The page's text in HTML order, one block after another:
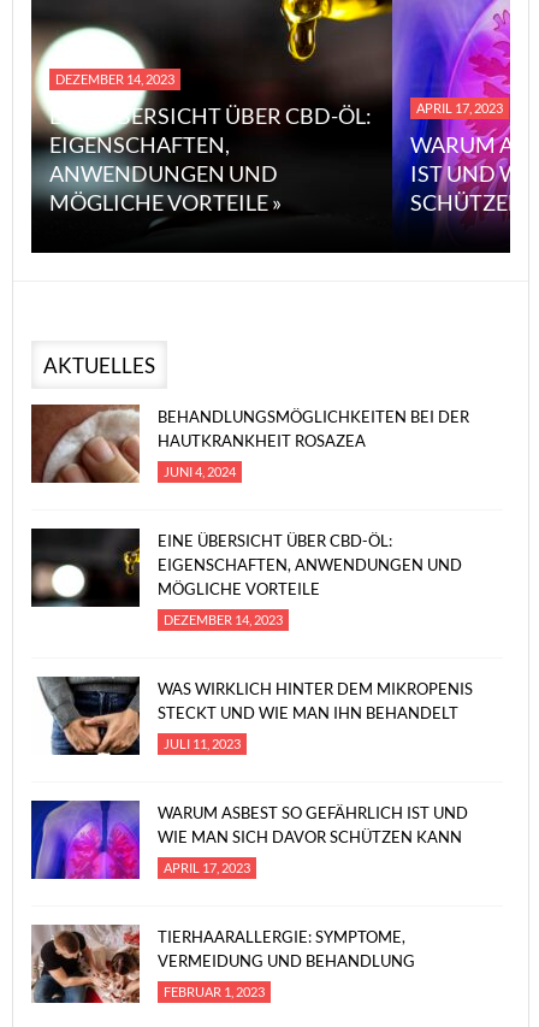
DEZEMBER 14, 2023
EINE ÜBERSICHT ÜBER CBD-ÖL:
EIGENSCHAFTEN,
ANWENDUNGEN UND
MÖGLICHE VORTEILE »
APRIL 17, 2023
WARUM
IST UND
SCHÜTZEN
AKTUELLES
BEHANDLUNGSMÖGLICHKEITEN BEI DER
HAUTKRANKHEIT ROSAZEA
JUNI 4, 2024
EINE ÜBERSICHT ÜBER CBD-ÖL:
EIGENSCHAFTEN, ANWENDUNGEN UND
MÖGLICHE VORTEILE
DEZEMBER 14, 2023
WAS WIRKLICH HINTER DEM MIKROPENIS
STECKT UND WIE MAN IHN BEHANDELT
JULI 11, 2023
WARUM ASBEST SO GEFÄHRLICH IST UND
WIE MAN SICH DAVOR SCHÜTZEN KANN
APRIL 17, 2023
TIERHAARALLERGIE: SYMPTOME,
VERMEIDUNG UND BEHANDLUNG
FEBRUAR 1, 2023